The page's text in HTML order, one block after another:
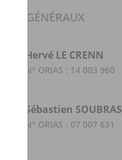
GÉNÉRAUX
Hervé LE CRENN
N° ORIAS : 14 003 960
Sébastien SOUBRAS
N° ORIAS : 07 007 631